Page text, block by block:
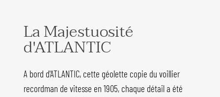
La Majestuosité
d'ATLANTIC
A bord d'ATLANTIC, cette géolette copie du voillier
recordman de vitesse en 1905, chaque détail a été